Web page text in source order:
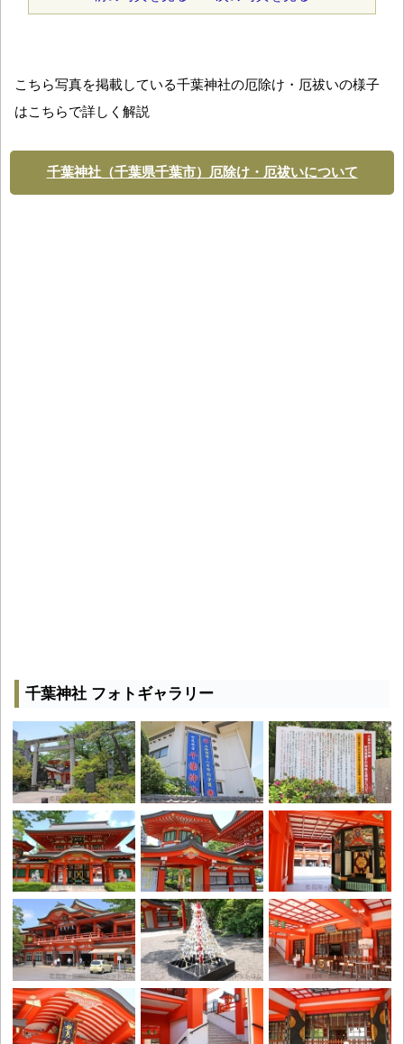
こちら写真を掲載している千葉神社の厄除け・厄祓いの様子
はこちらで詳しく解説
千葉神社（千葉県千葉市）厄除け・厄祓いについて
千葉神社 フォトギャラリー